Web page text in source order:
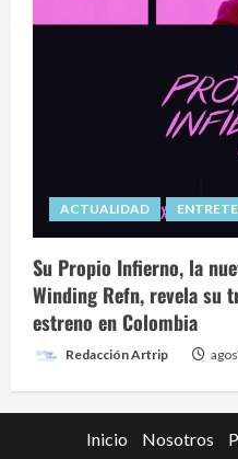
ACTUALIDAD
Su Propio Infierno, la
Winding Refn, revela su
estreno en Colombia
Redacción Artrip
Inicio Nosotros